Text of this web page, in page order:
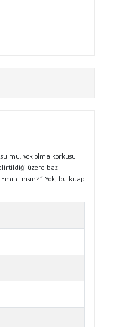
mu, yok olma korkusu
üzere bazı
misin?” Yok, bu kitap